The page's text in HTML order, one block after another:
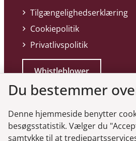
Tilgængelighedserklæring
Cookiepolitik
Privatlivspolitik
Whistleblower
Du bestemmer
Denne hjemmeside benytter
besøgsstatistik. Vælger du
samtykke til at